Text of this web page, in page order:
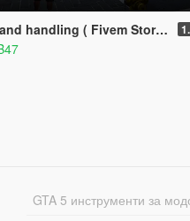
handling ( Fivem Story Mode )
GTA 5 инструменти за